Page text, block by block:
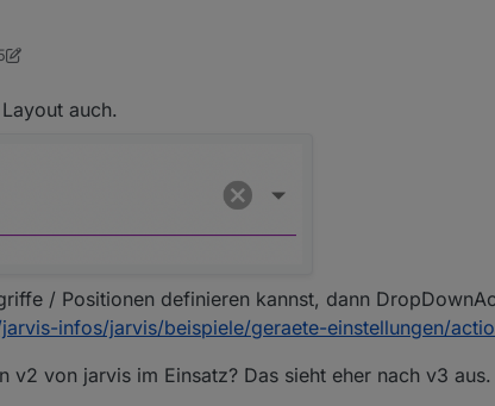
auch.
/ Positionen definieren kannst, dann
infos/jarvis/beispiele/geraete-einstellungen/
v2 von jarvis im Einsatz? Das sieht eher nach v3 aus.